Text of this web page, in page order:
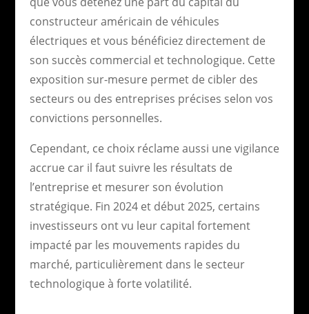
constructeur américain de véhicules
électriques et vous bénéficiez directement de
son succès commercial et technologique. Cette
exposition sur-mesure permet de cibler des
secteurs ou des entreprises précises selon vos
convictions personnelles.
Cependant, ce choix réclame aussi une vigilance
accrue car il faut suivre les résultats de
l’entreprise et mesurer son évolution
stratégique. Fin 2024 et début 2025, certains
investisseurs ont vu leur capital fortement
impacté par les mouvements rapides du
marché, particulièrement dans le secteur
technologique à forte volatilité.